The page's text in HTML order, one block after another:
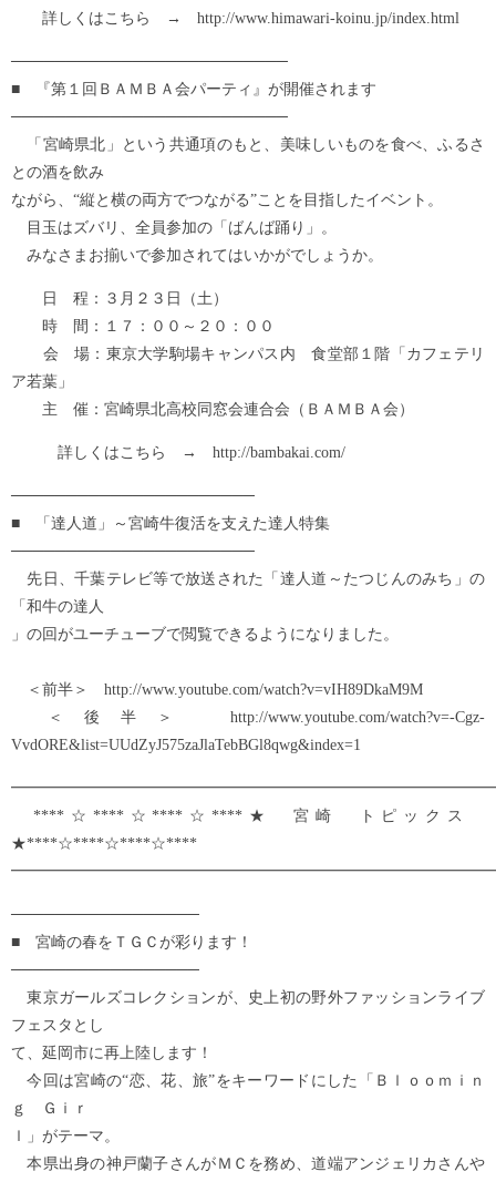
詳しくはこちら → http://www.himawari-koinu.jp/index.html
─────────────────────────
■ 『第１回ＢＡＭＢＡ会パーティ』が開催されます
─────────────────────────
「宮崎県北」という共通項のもと、美味しいものを食べ、ふるさ
との酒を飲み
ながら、“縦と横の両方でつながる”ことを目指したイベント。
目玉はズバリ、全員参加の「ばんば踊り」。
みなさまお揃いで参加されてはいかがでしょうか。
日 程：３月２３日（土）
時 間：１７：００～２０：００
会 場：東京大学駒場キャンパス内 食堂部１階「カフェテリ
ア若葉」
主 催：宮崎県北高校同窓会連合会（ＢＡＭＢＡ会）
詳しくはこちら → http://bambakai.com/
──────────────────────
■ 「達人道」～宮崎牛復活を支えた達人特集
──────────────────────
先日、千葉テレビ等で放送された「達人道～たつじんのみち」の
「和牛の達人
」の回がユーチューブで閲覧できるようになりました。
＜前半＞ http://www.youtube.com/watch?v=vIH89DkaM9M
＜後半＞ http://www.youtube.com/watch?v=-Cgz-
VvdORE&list=UUdZyJ575zaJlaTebBGl8qwg&index=1
****☆****☆****☆****★ 宮崎 トピックス
★****☆****☆****☆****
─────────────────
■ 宮崎の春をＴＧＣが彩ります！
─────────────────
東京ガールズコレクションが、史上初の野外ファッションライブ
フェスタとし
て、延岡市に再上陸します！
今回は宮崎の“恋、花、旅”をキーワードにした「Ｂｌｏｏｍｉｎ
ｇ Ｇｉｒ
ｌ」がテーマ。
本県出身の神戸蘭子さんがＭＣを務め、道端アンジェリカさんや